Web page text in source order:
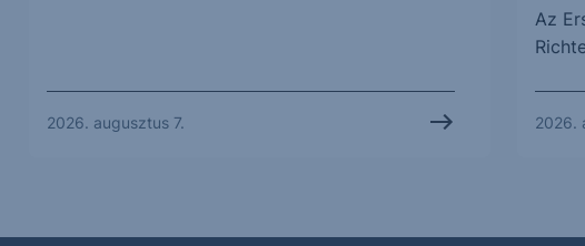
2026. augusztus 7.
Az
2026.